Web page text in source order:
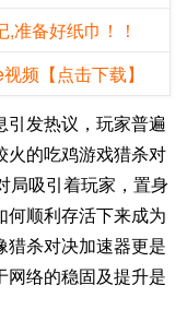
,准备好纸巾！！
频【点击下载】
引发热议，玩家普遍
火的吃鸡游戏猎杀对
局吸引着玩家，置身
何顺利存活下来成为
猎杀对决加速器更是
网络的稳固及提升是